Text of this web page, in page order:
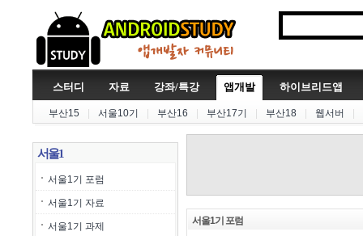
스터디 자료 강좌/특강 앱개발 하이브리드앱
부산15 서울10기 부산16 부산17기 부산18 웹서버
서울1
서울1기 포럼
서울1기 자료
서울1기 과제
서울1기 포럼